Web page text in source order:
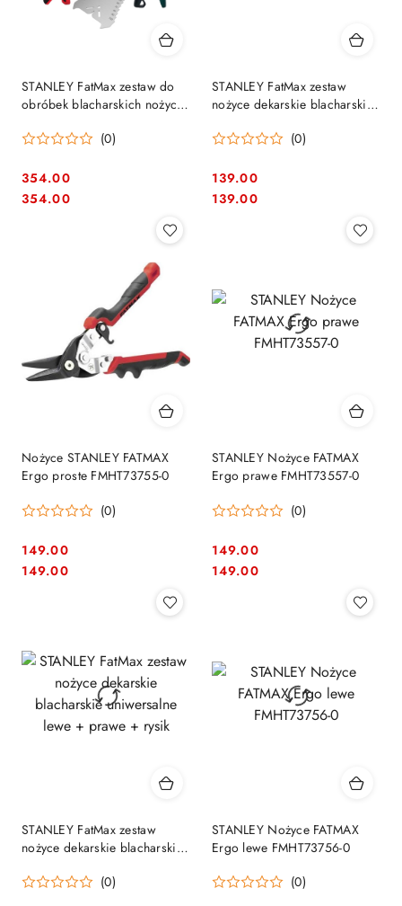
STANLEY FatMax zestaw do
obróbek blacharskich nożyce
(0)
Cena:
354.00
Cena:
354.00
STANLEY FatMax zestaw
nożyce dekarskie blacharskie
(0)
Cena:
139.00
Cena:
139.00
Nożyce STANLEY FATMAX
Ergo proste FMHT73755-0
(0)
Cena:
149.00
Cena:
149.00
STANLEY Nożyce FATMAX
Ergo prawe FMHT73557-0
(0)
Cena:
149.00
Cena:
149.00
STANLEY FatMax zestaw
nożyce dekarskie blacharskie
rysik
(0)
STANLEY Nożyce FATMAX
Ergo lewe FMHT73756-0
(0)